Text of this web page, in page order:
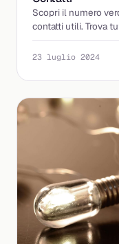
Scopri il numero
contatti utili. Trova
23 luglio 2024